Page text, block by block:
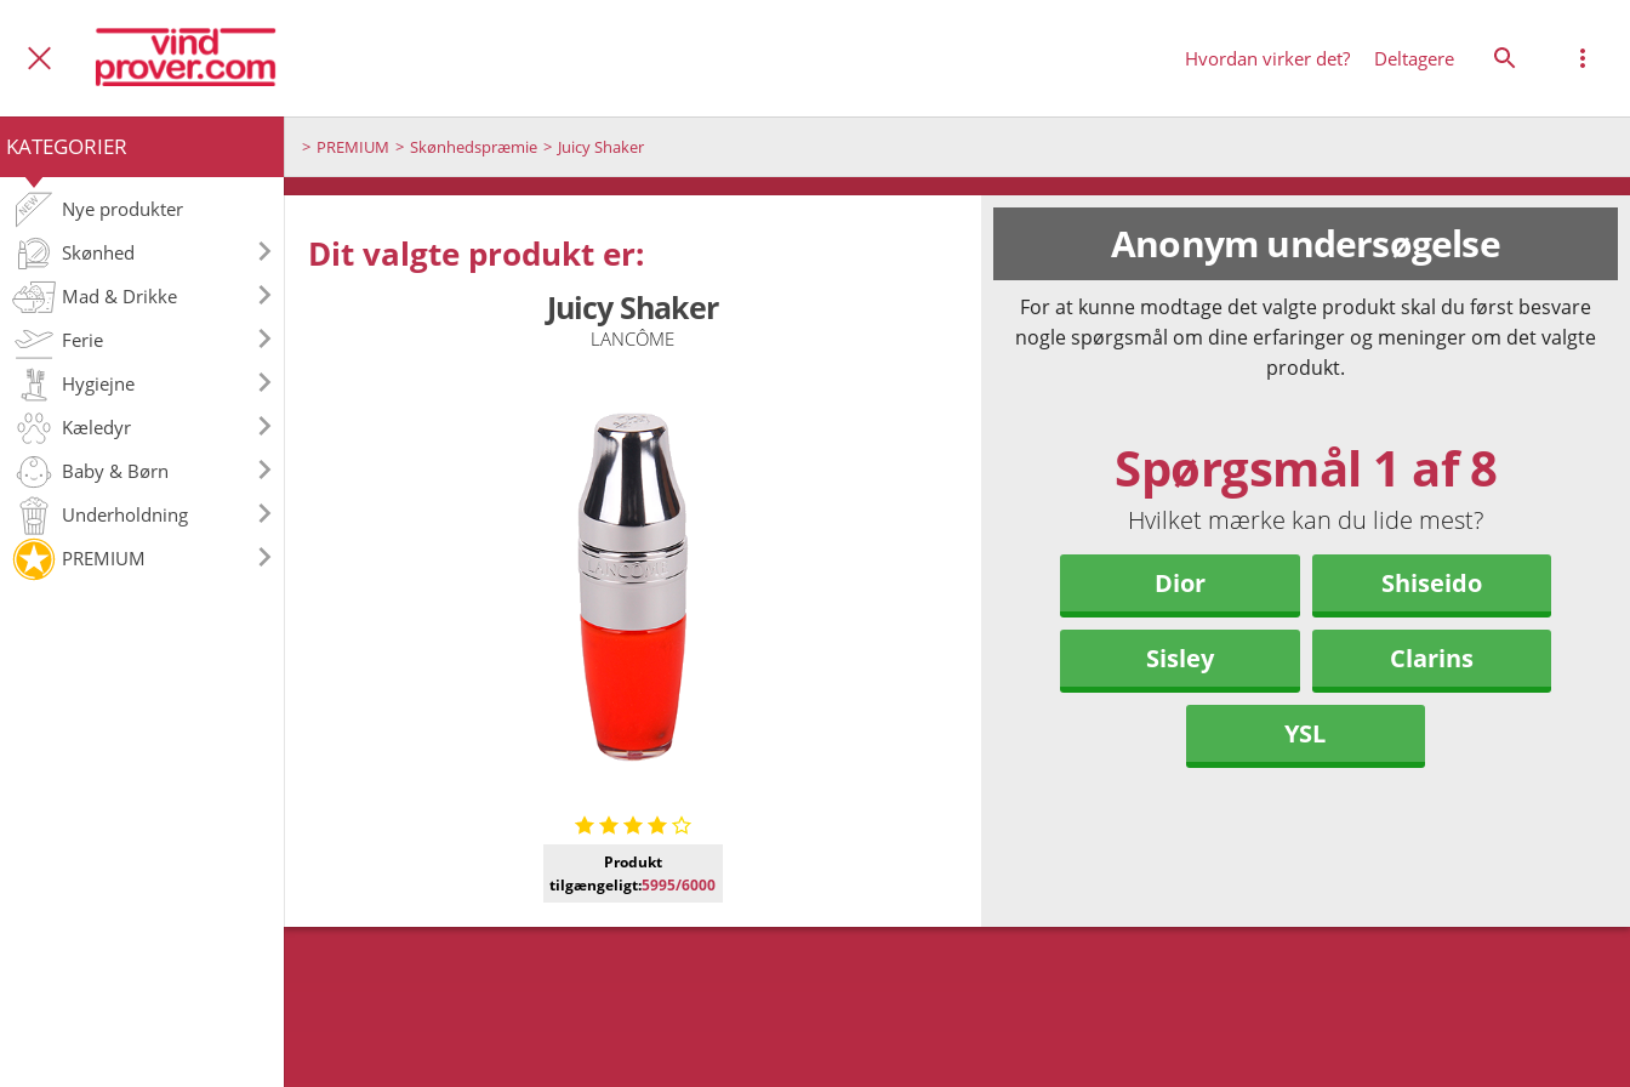
Hvordan virker det? Deltagere
KATEGORIER
Nye produkter
Skønhed
Mad & Drikke
Ferie
Hygiejne
Kæledyr
Baby & Børn
Underholdning
PREMIUM
PREMIUM Skønhedspræmie Juicy Shaker
Dit valgte produkt er:
Juicy Shaker
LANCÔME
Produkt
tilgængeligt:5995/6000
Anonym undersøgelse
For at kunne modtage det valgte produkt skal du først besvare
nogle spørgsmål om dine erfaringer og meninger om det valgte
produkt.
Spørgsmål 1 af 8
Hvilket mærke kan du lide mest?
Dior
Shiseido
Sisley Clarins
YSL